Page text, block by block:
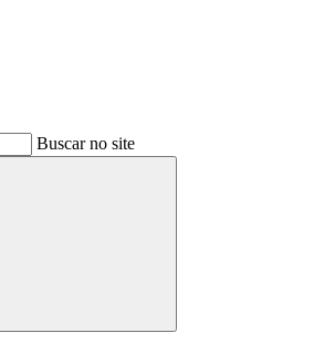
Buscar no site
Buscar